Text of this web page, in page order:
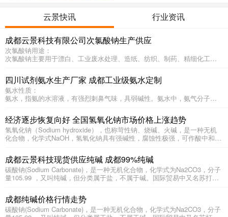
生产加工及销售，同时还涉及经
营常规化工原料、化工产品、化
学试剂、功能性表活剂等。公司
现有员工32人，其中技术人才1
2人。
和油田化学品的开发、生产加工
及销售：氨水、稀硝酸、次氯酸
钠、聚合氯化铝、聚丙烯酰胺、
除磷剂、聚合硫酸铁、冰醋酸、
甲酸、氨基磺酸、亚硫酸氢钠、
粉、醋酸钠、双氧水、盐酸、硫
钠、稀硫酸、醋酸钠、醋酸、聚
剂、聚合硫酸铁、漂白粉、亚硫
酸氢钠等 ...
云景快讯
行业资讯
成都云景科技有限公司次氯酸钠生产供应
次氯酸钠用途：
次氯酸钠主要用于漂白、工业废水处理、造纸、纺织、制药、精细化工、
1、用于纸浆、纺织品（如布匹、毛巾、汗衫等）、化学纤维和淀粉的漂
白；
2、制皂工业用作油脂的漂白剂；
3、化学工业用于生产水合肼、单氯胺、双氯胺；
5、水处理中用作净水剂、杀菌剂、消毒剂；
6、染料工业用于制造硫化宝蓝；
7、有机工业用于制造氯化苦，电石水合制乙炔的清净剂；
8、农业和畜牧业用作蔬菜、水果、饲养场和畜舍等的消毒剂和去臭剂；
的杀菌消毒，但是不可以用于以芝麻为原料的食品生产过程。
四川试剂氨水生产厂家 成都工业级氨水定制
氨水性质：
氨水，指氨的水溶液，有强烈刺鼻气味，具弱碱性。氨水中，氨气分子发
当，只是对氨水溶液中的离子的描述，并无法从溶液中分离出来。氨在水
中的电离可以表示为：反应平衡常数Kb=1.8×105。1mol/L氨水的pH值为1
1.63，大约有0.42%的NH3变为NH4.氨水是实验室中氨的常用来源。它可与
含铜离子的溶液作用生成深蓝色的配合物，也可用于配置银氨溶液等分析
经济逐步恢复向好 全国氢氧化钠市场价格上涨趋势
氢氧化钠（Sodium hydroxide），也称苛性钠、烧碱、火碱，是一种无机
化合物，化学式NaOH，氢氧化钠具有强碱性，腐蚀性极强，可作酸中和
剂等，用途非常广泛。
成都云景科技现货供应纯碱 成都99%纯碱
碳酸钠(Sodium Carbonate)，是一种无机化合物，化学式为Na2CO3，分子
量105.99 ，又叫纯碱，但分类属于盐，不属于碱。国际贸易中又名苏打或
瓷釉的生产。还广泛用于生活洗涤、酸类中和以及食品加工等。
成都纯碱价格行情走势
碳酸钠(Sodium Carbonate)，是一种无机化合物，化学式为Na2CO3，分子